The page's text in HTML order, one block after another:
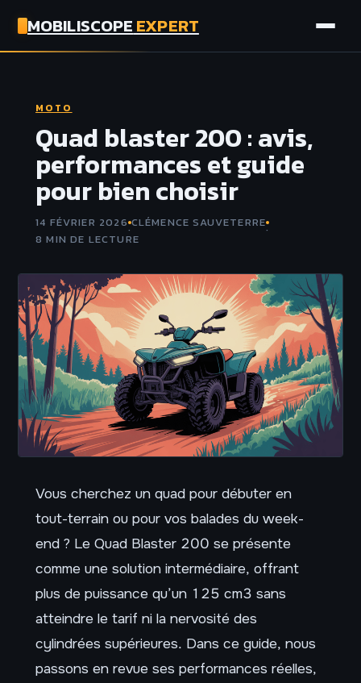
MOBILISCOPEEXPERT
ASSURANCE
TECH
MOTO
Quad blaster 200 : avis,
performances et guide
pour bien choisir
14 FÉVRIER 2026·CLÉMENCE SAUVETERRE·
8 MIN DE LECTURE
Vous cherchez un quad pour débuter en
tout-terrain ou pour vos balades du week-
end ? Le Quad Blaster 200 se présente
comme une solution intermédiaire, offrant
plus de puissance qu’un 125 cm3 sans
atteindre le tarif ni la nervosité des
cylindrées supérieures. Dans ce guide, nous
passons en revue ses performances réelles,